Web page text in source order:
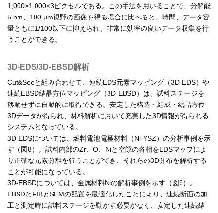
1,000×1,000×3ピクセルである。この手法を用いることで、分解能
5 nm、100 µm視野の画像を得る場合に比べると、時間、データ容
量ともに1/100以下に抑えられ、非常に効率の良いデータ収集を行
うことができる。
3D-EDS/3D-EBSD解析
Cut&Seeと組み合わせて、連続EDS元素マッピング（3D-EDS）や
連続EBSD結晶方位マッピング（3D-EBSD）は、試料ステージを
移動せずに自動的に取得できる。安定した構造・組成・結晶方位
3Dデータが得られ、材料解析において充実した3D情報が得られる
システムとなっている。
3D-EDSについては、燃料電池電極材料（Ni-YSZ）の分析事例を示
す（図8）。試料内部のZr、O、Niと空隙の各相をEDSマップによ
り正確な元素分離を行うことができ、それらの3D分布を解析する
ことが可能になっている。
3D-EBSDについては、金属材料Niの解析事例を示す（図9）。
EBSDとFIBとSEMの配置を最適化したことにより、連続断面の加
工と測定時に試料ステージを動かす必要がなく、安定した連続結